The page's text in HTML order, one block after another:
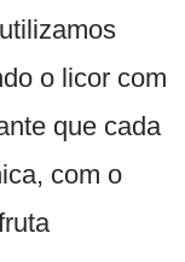
o licor com
que cada
com o